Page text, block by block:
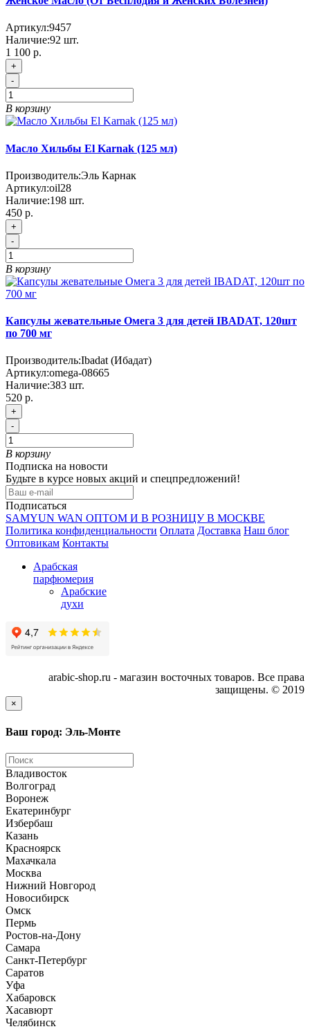
Артикул:9457
Наличие:92 шт.
1 100 р.
+
-
В корзину
Масло Хильбы El Karnak (125 мл)
Производитель:Эль Карнак
Артикул:oil28
Наличие:198 шт.
450 р.
+
-
В корзину
Капсулы жевательные Омега 3 для детей IBADAT, 120шт
по 700 мг
Производитель:Ibadat (Ибадат)
Артикул:omega-08665
Наличие:383 шт.
520 р.
+
-
В корзину
Подписка на новости
Будьте в курсе новых акций и спецпредложений!
Подписаться
SAMYUN WAN ОПТОМ И В РОЗНИЦУ В МОСКВЕ
Политика конфиденциальности Оплата Доставка Наш блог
Оптовикам Контакты
Арабская
парфюмерия
Арабские
духи
arabic-shop.ru - магазин восточных товаров. Все права
защищены. © 2019
×
Ваш город: Эль-Монте
Владивосток
Волгоград
Воронеж
Екатеринбург
Избербаш
Казань
Красноярск
Махачкала
Москва
Нижний Новгород
Новосибирск
Омск
Пермь
Ростов-на-Дону
Самара
Санкт-Петербург
Саратов
Уфа
Хабаровск
Хасавюрт
Челябинск